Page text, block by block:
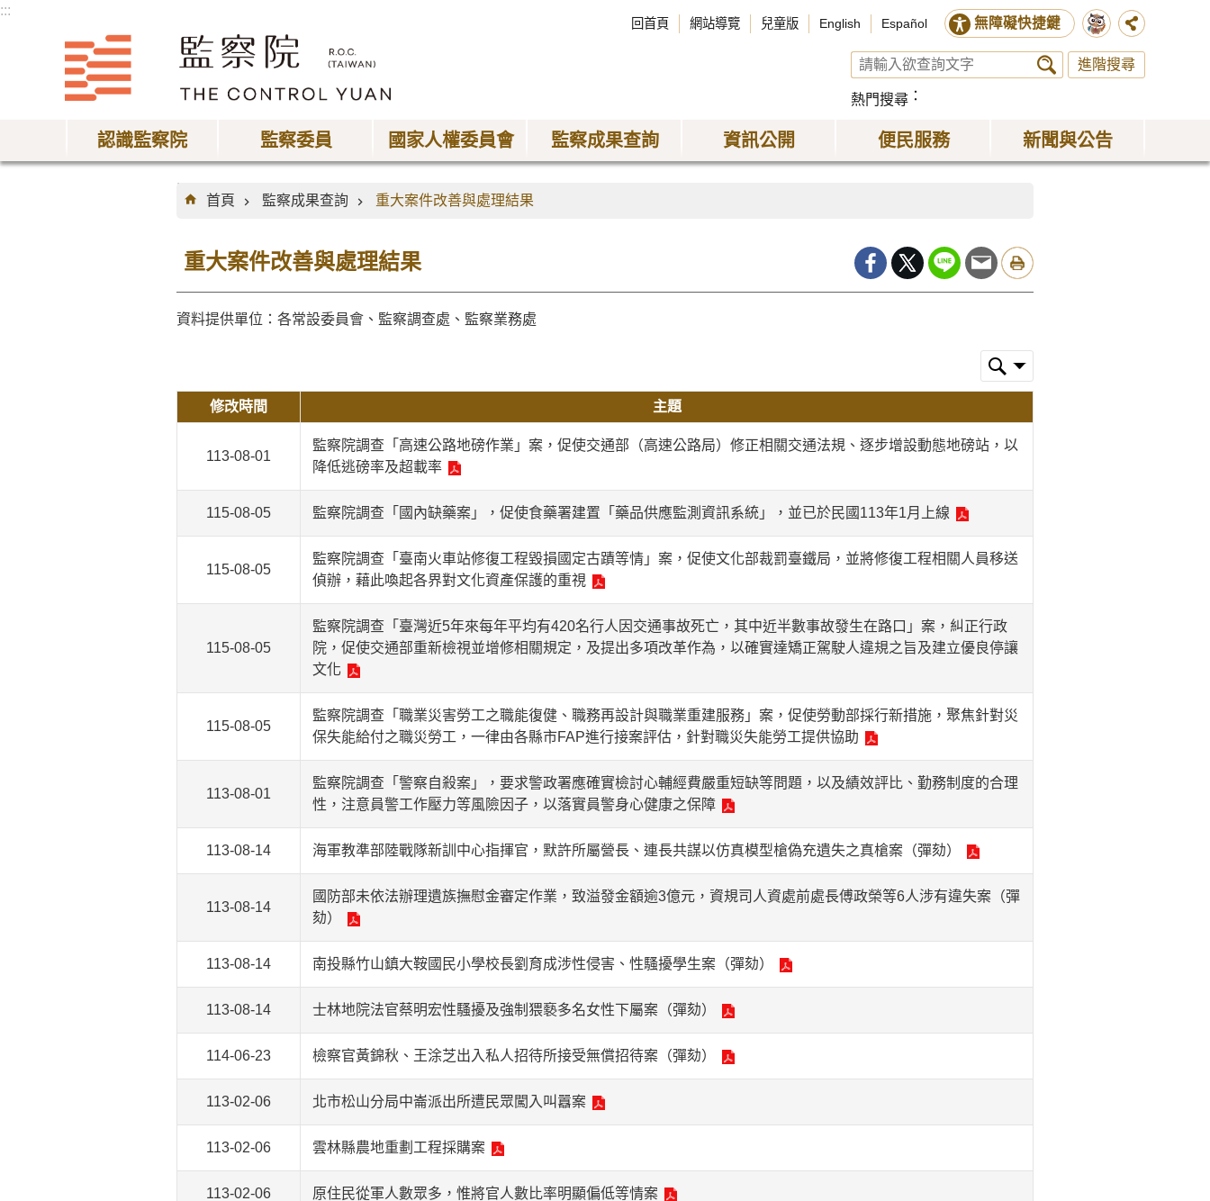
:::
回首頁 網站導覽 兒童版 English Español 無障礙快捷鍵
進階搜尋
熱門搜尋
認識監察院 監察委員 國家人權委員會 監察成果查詢 資訊公開 便民服務 新聞與公告
:::
首頁
監察成果查詢 重大案件改善與處理結果
重大案件改善與處理結果
資料提供單位：各常設委員會、監察調查處、監察業務處
修改時間 主題
113-08-01
監察院調查「高速公路地磅作業」案，促使交通部（高速公路局）修正相關交通法規、逐步增設動態地磅站，以
降低逃磅率及超載率
115-08-05 監察院調查「國內缺藥案」，促使食藥署建置「藥品供應監測資訊系統」，並已於民國113年1月上線
115-08-05
監察院調查「臺南火車站修復工程毀損國定古蹟等情」案，促使文化部裁罰臺鐵局，並將修復工程相關人員移送
偵辦，藉此喚起各界對文化資產保護的重視
115-08-05
監察院調查「臺灣近5年來每年平均有420名行人因交通事故死亡，其中近半數事故發生在路口」案，糾正行政
院，促使交通部重新檢視並增修相關規定，及提出多項改革作為，以確實達矯正駕駛人違規之旨及建立優良停讓
文化
115-08-05
監察院調查「職業災害勞工之職能復健、職務再設計與職業重建服務」案，促使勞動部採行新措施，聚焦針對災
保失能給付之職災勞工，一律由各縣市FAP進行接案評估，針對職災失能勞工提供協助
113-08-01
監察院調查「警察自殺案」，要求警政署應確實檢討心輔經費嚴重短缺等問題，以及績效評比、勤務制度的合理
性，注意員警工作壓力等風險因子，以落實員警身心健康之保障
113-08-14 海軍教準部陸戰隊新訓中心指揮官，默許所屬營長、連長共謀以仿真模型槍偽充遺失之真槍案（彈劾）
113-08-14
國防部未依法辦理遺族撫慰金審定作業，致溢發金額逾3億元，資規司人資處前處長傅政榮等6人涉有違失案（彈
劾）
113-08-14 南投縣竹山鎮大鞍國民小學校長劉育成涉性侵害、性騷擾學生案（彈劾）
113-08-14 士林地院法官蔡明宏性騷擾及強制猥褻多名女性下屬案（彈劾）
114-06-23 檢察官黃錦秋、王涂芝出入私人招待所接受無償招待案（彈劾）
113-02-06 北市松山分局中崙派出所遭民眾闖入叫囂案
113-02-06 雲林縣農地重劃工程採購案
113-02-06 原住民從軍人數眾多，惟將官人數比率明顯偏低等情案